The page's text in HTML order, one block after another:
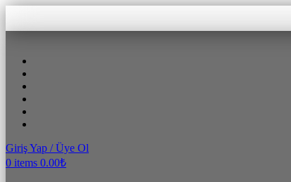
Giriş Yap / Üye Ol
0 items 0.00₺